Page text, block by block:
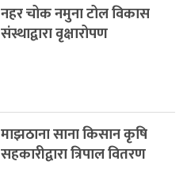
नहर चोक नमुना टोल विकास
संस्थाद्वारा वृक्षारोपण
माझठाना साना किसान कृषि
सहकारीद्वारा त्रिपाल वितरण